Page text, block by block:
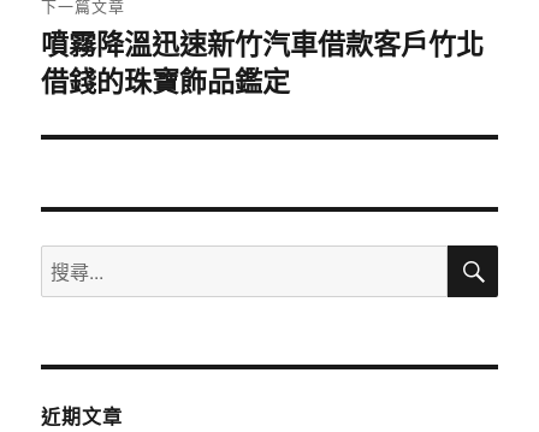
下一篇文章
下
一
文
噴霧降溫迅速新竹汽車借款客戶竹北
借錢的珠寶飾品鑑定
搜
尋
鍵
搜
近期文章